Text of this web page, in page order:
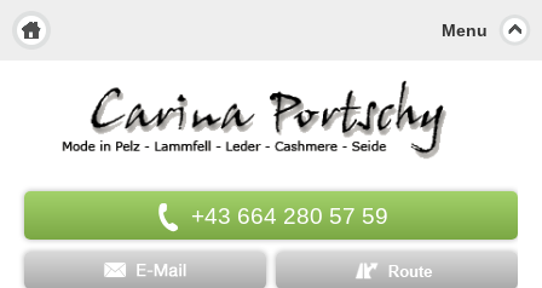
Menu
+43 664 280 57 59